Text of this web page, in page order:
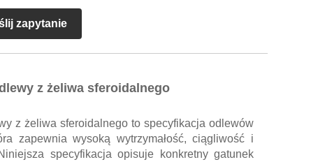
zapytanie
z żeliwa sferoidalnego
z żeliwa sferoidalnego to specyfikacja odlewów
zapewnia wysoką wytrzymałość, ciągliwość i
specyfikacja opisuje konkretny gatunek